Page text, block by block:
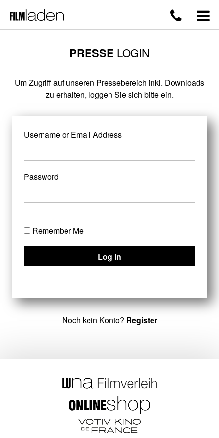
PRESSE LOGIN
Um Zugriff auf unseren Pressebereich inkl. Downloads
zu erhalten, loggen Sie sich bitte ein.
Username or Email Address
Password
Remember Me
Noch kein Konto? Register